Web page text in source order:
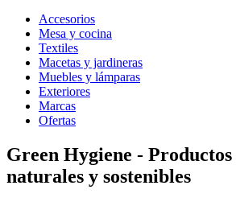
Accesorios
Mesa y cocina
Textiles
Macetas y jardineras
Muebles y lámparas
Exteriores
Marcas
Ofertas
Green Hygiene - Productos
naturales y sostenibles